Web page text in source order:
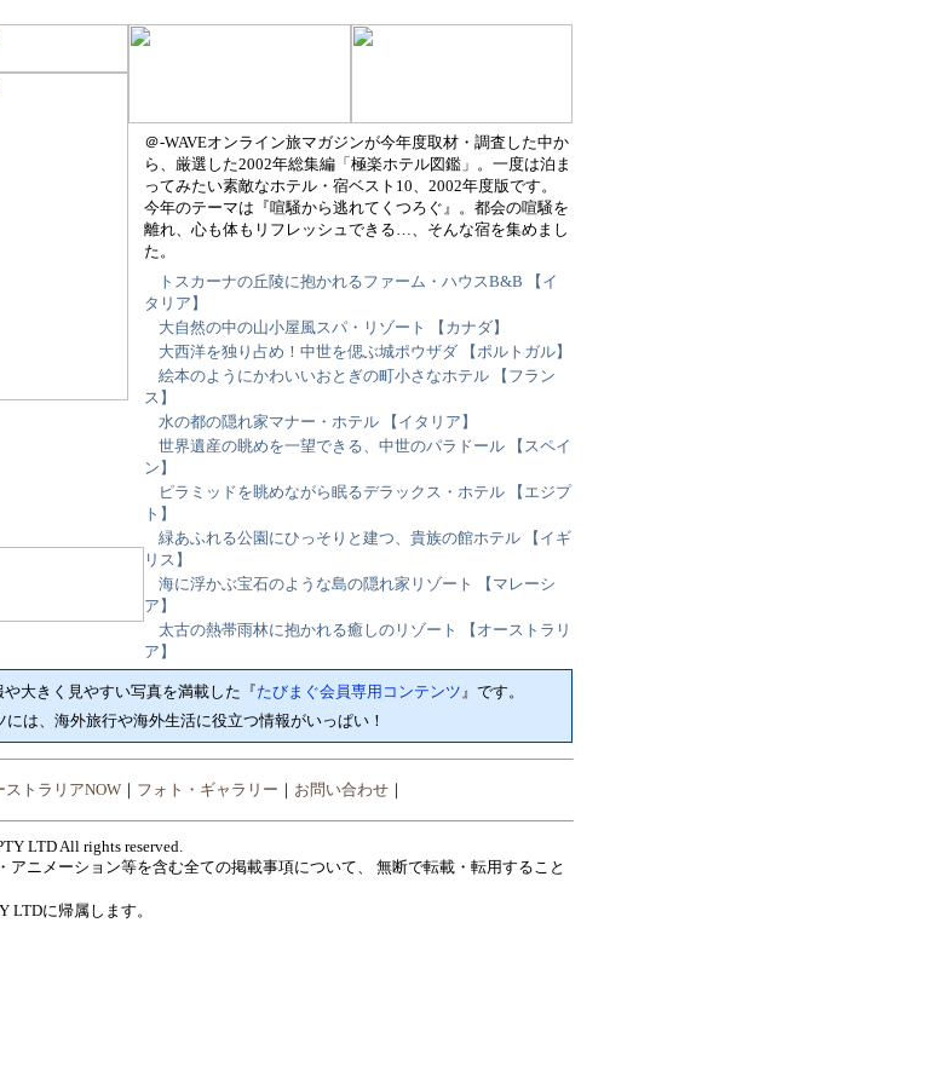
＠-WAVEオンライン旅マガジンが今年度取材・調査した中か
ら、厳選した2002年総集編「極楽ホテル図鑑」。一度は泊ま
ってみたい素敵なホテル・宿ベスト10、2002年度版です。
今年のテーマは『喧騒から逃れてくつろぐ』。都会の喧騒を
離れ、心も体もリフレッシュできる…、そんな宿を集めまし
た。
トスカーナの丘陵に抱かれるファーム・ハウスB&B 【イ
タリア】
大自然の中の山小屋風スパ・リゾート 【カナダ】
大西洋を独り占め！中世を偲ぶ城ポウザダ 【ポルトガル】
絵本のようにかわいいおとぎの町小さなホテル 【フラン
ス】
水の都の隠れ家マナー・ホテル 【イタリア】
世界遺産の眺めを一望できる、中世のパラドール 【スペイ
ン】
ピラミッドを眺めながら眠るデラックス・ホテル 【エジプ
ト】
緑あふれる公園にひっそりと建つ、貴族の館ホテル 【イギ
リス】
海に浮かぶ宝石のような島の隠れ家リゾート 【マレーシ
ア】
太古の熱帯雨林に抱かれる癒しのリゾート 【オーストラリ
ア】
大きく見やすい写真を満載した『たびまぐ会員専用コンテンツ』です。
は、海外旅行や海外生活に役立つ情報がいっぱい！
ストラリアNOW ｜ フォト・ギャラリー ｜ お問い合わせ ｜
LTD All rights reserved.
アニメーション等を含む全ての掲載事項について、 無断で転載・転用すること
LTDに帰属します。